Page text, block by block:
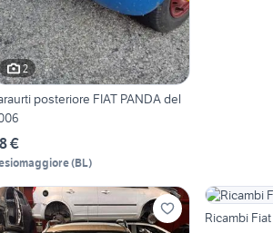
2
posteriore FIAT PANDA del
€
(BL)
Ricambi